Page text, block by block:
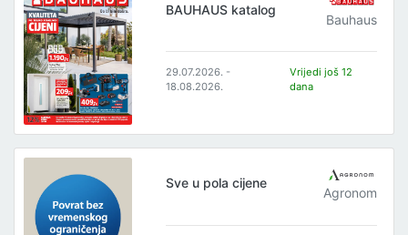
BAUHAUS katalog
Bauhaus
29.07.2026. -
18.08.2026.
Vrijedi još 12
dana
Sve u pola cijene
Agronom